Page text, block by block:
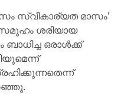
സ്വീകാര്യത മാസം’
ശരിയായ
ഒരാൾക്ക്